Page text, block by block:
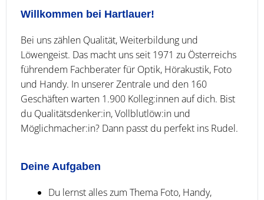
Willkommen bei Hartlauer!
Bei uns zählen Qualität, Weiterbildung und
Löwengeist. Das macht uns seit 1971 zu Österreichs
führendem Fachberater für Optik, Hörakustik, Foto
und Handy. In unserer Zentrale und den 160
Geschäften warten 1.900 Kolleg:innen auf dich. Bist
du Qualitätsdenker:in, Vollblutlöw:in und
Möglichmacher:in? Dann passt du perfekt ins Rudel.
Deine Aufgaben
Du lernst alles zum Thema Foto, Handy,